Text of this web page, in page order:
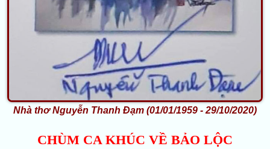
Nhà thơ Nguyễn Thanh Đạm (01/01/1959 - 29/10/2020)
CHÙM CA KHÚC VỀ BẢO LỘC